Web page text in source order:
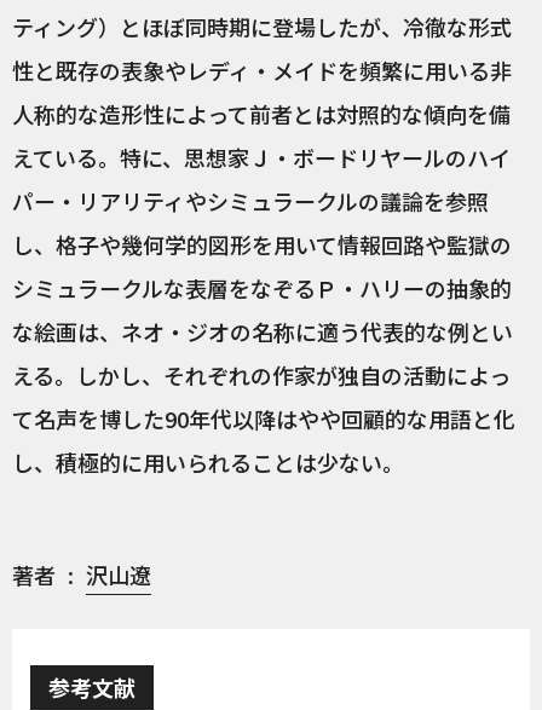
ティング）とほぼ同時期に登場したが、冷徹な形式
性と既存の表象やレディ・メイドを頻繁に用いる非
人称的な造形性によって前者とは対照的な傾向を備
えている。特に、思想家Ｊ・ボードリヤールのハイ
パー・リアリティやシミュラークルの議論を参照
し、格子や幾何学的図形を用いて情報回路や監獄の
シミュラークルな表層をなぞるＰ・ハリーの抽象的
な絵画は、ネオ・ジオの名称に適う代表的な例とい
える。しかし、それぞれの作家が独自の活動によっ
て名声を博した90年代以降はやや回顧的な用語と化
し、積極的に用いられることは少ない。
著者 沢山遼
参考文献